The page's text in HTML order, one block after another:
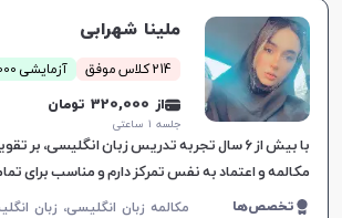
ملینا شهرابی
214 کلاس موفق آزمایشی 25,000
از 320,000 تومان
جلسه ۱ ساعتی
با بیش از ۶ سال تجربه تدریس زبان انگلیسی،
مکالمه و اعتماد به نفس تمرکز دارم و مناسب برای
زبان‌آموزان هستم.
تخصص‌ها